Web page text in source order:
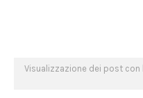
Visualizzazione dei post con